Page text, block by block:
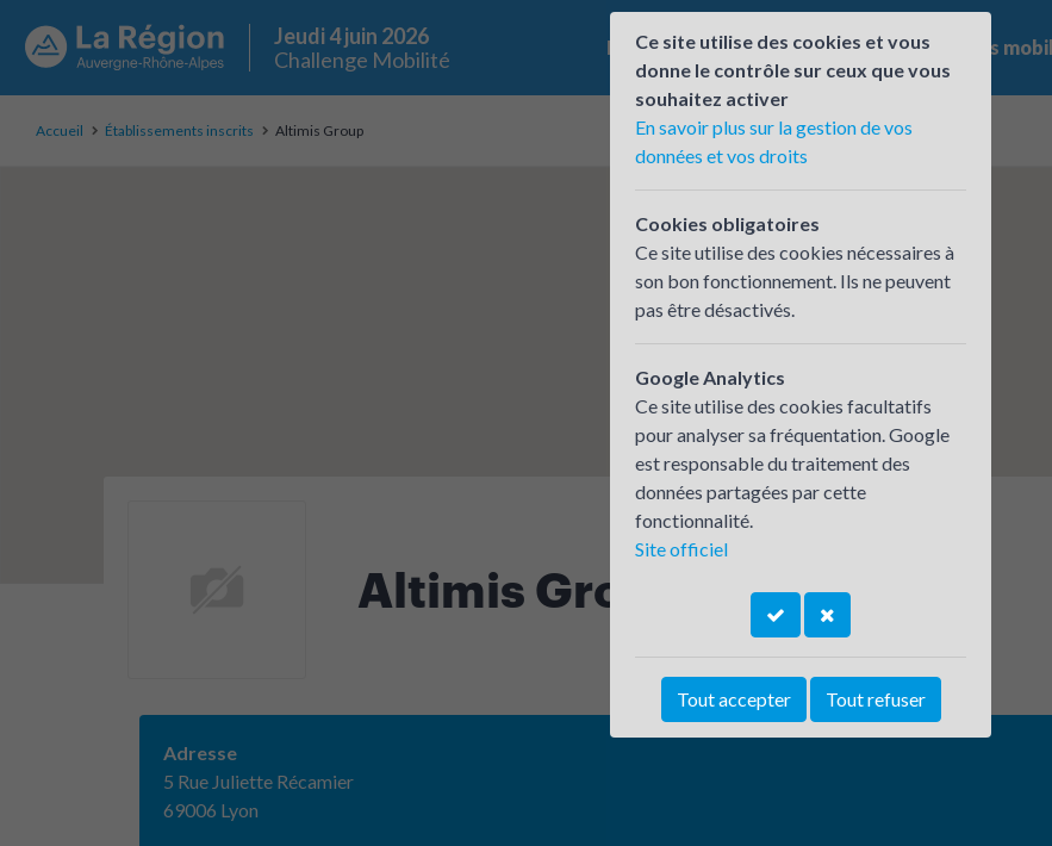
Jeudi 4 juin 2026
Challenge Mobilité
Le challenge Qui participe ? Les offres
Accueil Établissements inscrits Altimis Group
Altimis Group
Adresse
5 Rue Juliette Récamier
69006 Lyon
Ce site utilise des cookies et vous
donne le contrôle sur ceux que vous
souhaitez activer
En savoir plus sur la gestion de vos
données et vos droits
Cookies obligatoires
Ce site utilise des cookies nécessaires à
son bon fonctionnement. Ils ne peuvent
pas être désactivés.
Google Analytics
Ce site utilise des cookies facultatifs
pour analyser sa fréquentation. Google
est responsable du traitement des
données partagées par cette
fonctionnalité.
Site officiel
Tout accepter Tout refuser